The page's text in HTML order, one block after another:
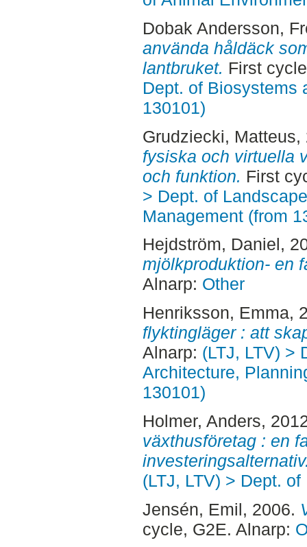
Dobak Andersson,
använda håldäck
lantbruket. First
Dept. of Biosystems
130101)
Grudziecki, Matteus,
fysiska och virtuella
och funktion. First
> Dept. of
Management (from
Hejdström, Daniel,
mjölkproduktion- en
Alnarp: Other
Henriksson, Emma,
flyktingläger : att
Alnarp: (LTJ, LTV) >
Architecture,
130101)
Holmer, Anders,
växthusföretag : en
(LTJ, LTV) > Dept.
Jensén, Emil, 2006.
cycle, G2E. Alnarp: